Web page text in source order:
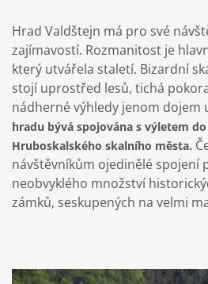
Hrad Valdštejn má pro své
zajímavostí. Rozmanitost je
který utvářela staletí. Bizardní
stojí uprostřed lesů, tichá
nádherné výhledy jenom dojem
hradu bývá spojována s výletem
Hruboskalského skalního města.
návštěvníkům ojedinělé spojení
neobvyklého množství
zámků, seskupených na velmi